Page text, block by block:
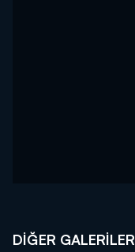
DİĞER GALERİLER